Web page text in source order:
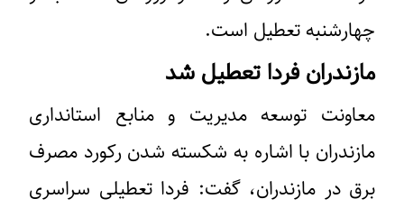
چهارشنبه تعطیل است.
مازندران فردا تعطیل شد
معاونت توسعه مدیریت و منابع استانداری
مازندران با اشاره به شکسته شدن رکورد مصرف
برق در مازندران، گفت: فردا تعطیلی سراسری